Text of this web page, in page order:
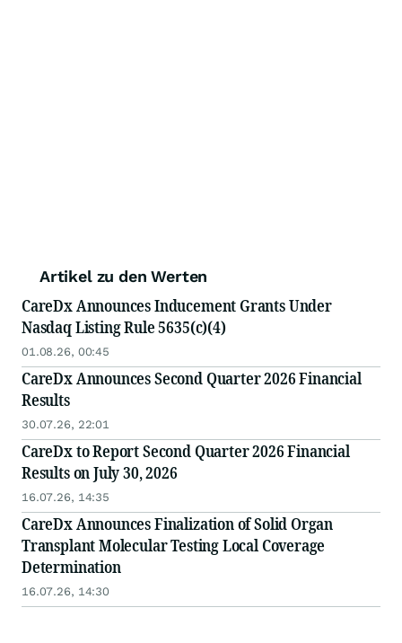
Artikel zu den Werten
CareDx Announces Inducement Grants Under
Nasdaq Listing Rule 5635(c)(4)
01.08.26, 00:45
CareDx Announces Second Quarter 2026 Financial
Results
30.07.26, 22:01
CareDx to Report Second Quarter 2026 Financial
Results on July 30, 2026
16.07.26, 14:35
CareDx Announces Finalization of Solid Organ
Transplant Molecular Testing Local Coverage
Determination
16.07.26, 14:30